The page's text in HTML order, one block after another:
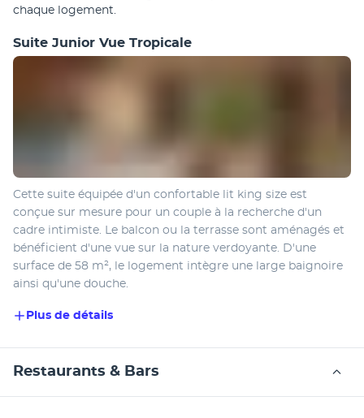
chaque logement.
Suite Junior Vue Tropicale
Cette suite équipée d'un confortable lit king size est
conçue sur mesure pour un couple à la recherche d'un
cadre intimiste. Le balcon ou la terrasse sont aménagés et
bénéficient d'une vue sur la nature verdoyante. D'une
surface de 58 m², le logement intègre une large baignoire
ainsi qu'une douche.
Plus de détails
Restaurants & Bars